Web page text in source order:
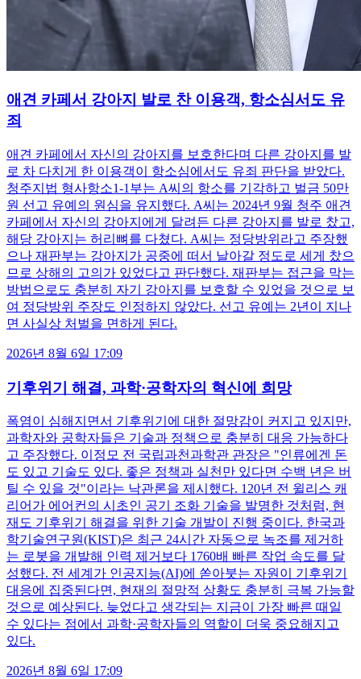
애견 카페서 강아지 발로 찬 이용객, 항소심서도 유
죄
애견 카페에서 자신의 강아지를 보호한다며 다른 강아지를 발
로 차 다치게 한 이용객이 항소심에서도 유죄 판단을 받았다.
청주지법 형사항소1-1부는 A씨의 항소를 기각하고 벌금 50만
원 선고 유예의 원심을 유지했다. A씨는 2024년 9월 청주 애견
카페에서 자신의 강아지에게 달려든 다른 강아지를 발로 찼고,
해당 강아지는 허리뼈를 다쳤다. A씨는 정당방위라고 주장했
으나 재판부는 강아지가 공중에 떠서 날아갈 정도로 세게 찼으
므로 상해의 고의가 있었다고 판단했다. 재판부는 접근을 막는
방법으로도 충분히 자기 강아지를 보호할 수 있었을 것으로 보
여 정당방위 주장도 인정하지 않았다. 선고 유예는 2년이 지나
면 사실상 처벌을 면하게 된다.
2026년 8월 6일 17:09
기후위기 해결, 과학·공학자의 혁신에 희망
폭염이 심해지면서 기후위기에 대한 절망감이 커지고 있지만,
과학자와 공학자들은 기술과 정책으로 충분히 대응 가능하다
고 주장했다. 이정모 전 국립과천과학관 관장은 "인류에겐 돈
도 있고 기술도 있다. 좋은 정책과 실천만 있다면 수백 년은 버
틸 수 있을 것"이라는 낙관론을 제시했다. 120년 전 윌리스 캐
리어가 에어컨의 시초인 공기 조화 기술을 발명한 것처럼, 현
재도 기후위기 해결을 위한 기술 개발이 진행 중이다. 한국과
학기술연구원(KIST)은 최근 24시간 자동으로 녹조를 제거하
는 로봇을 개발해 인력 제거보다 1760배 빠른 작업 속도를 달
성했다. 전 세계가 인공지능(AI)에 쏟아붓는 자원이 기후위기
대응에 집중된다면, 현재의 절망적 상황도 충분히 극복 가능할
것으로 예상된다. 늦었다고 생각되는 지금이 가장 빠른 때일
수 있다는 점에서 과학·공학자들의 역할이 더욱 중요해지고
있다.
2026년 8월 6일 17:09